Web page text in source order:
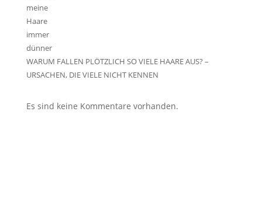
WARUM FALLEN PLÖTZLICH SO VIELE HAARE AUS? –
URSACHEN, DIE VIELE NICHT KENNEN
Es sind keine Kommentare vorhanden.